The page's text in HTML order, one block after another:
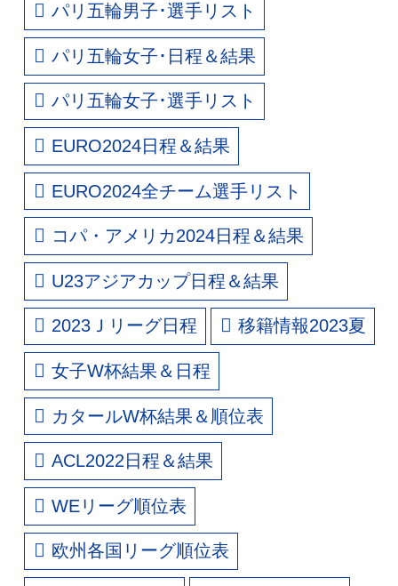
パリ五輪男子･選手リスト
パリ五輪女子･日程＆結果
パリ五輪女子･選手リスト
EURO2024日程＆結果
EURO2024全チーム選手リスト
コパ・アメリカ2024日程＆結果
U23アジアカップ日程＆結果
2023Ｊリーグ日程 移籍情報2023夏
女子W杯結果＆日程
カタールW杯結果＆順位表
ACL2022日程＆結果
WEリーグ順位表
欧州各国リーグ順位表